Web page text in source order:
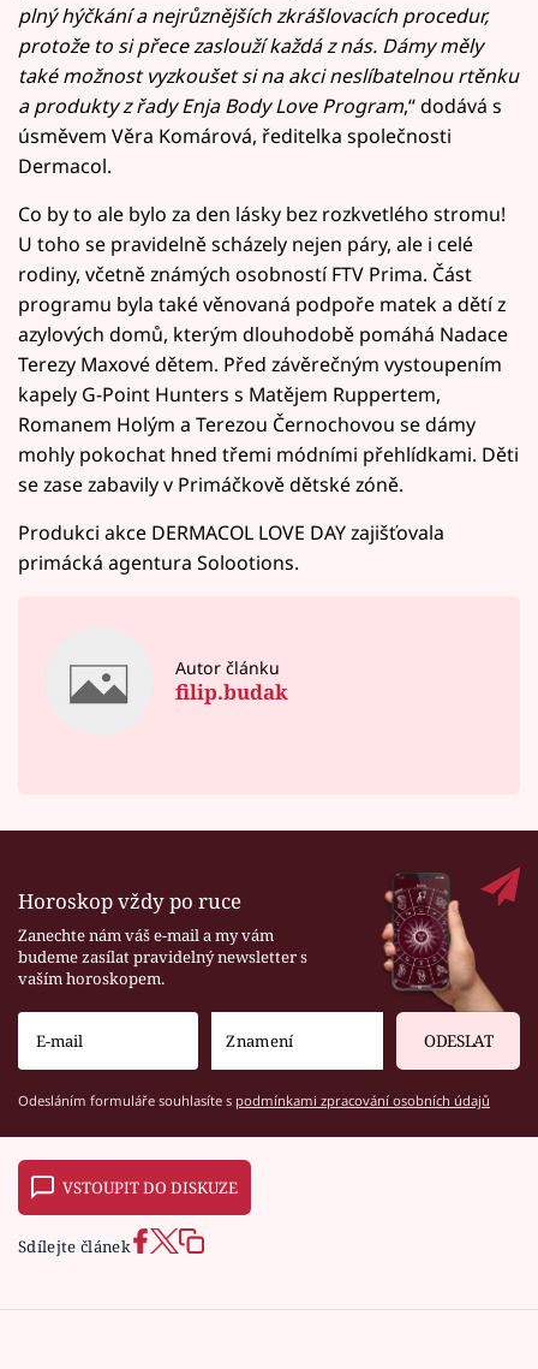
plný hýčkání a nejrůznějších zkrášlovacích procedur,
protože to si přece zaslouží každá z nás. Dámy měly
také možnost vyzkoušet si na akci neslíbatelnou rtěnku
a produkty z řady Enja Body Love Program,“ dodává s
úsměvem Věra Komárová, ředitelka společnosti
Dermacol.
Co by to ale bylo za den lásky bez rozkvetlého stromu!
U toho se pravidelně scházely nejen páry, ale i celé
rodiny, včetně známých osobností FTV Prima. Část
programu byla také věnovaná podpoře matek a dětí z
azylových domů, kterým dlouhodobě pomáhá Nadace
Terezy Maxové dětem. Před závěrečným vystoupením
kapely G-Point Hunters s Matějem Ruppertem,
Romanem Holým a Terezou Černochovou se dámy
mohly pokochat hned třemi módními přehlídkami. Děti
se zase zabavily v Primáčkově dětské zóně.
Produkci akce DERMACOL LOVE DAY zajišťovala
primácká agentura Solootions.
Autor článku
filip.budak
Horoskop vždy po ruce
Zanechte nám váš e-mail a my vám
budeme zasílat pravidelný newsletter s
vaším horoskopem.
ODESLAT
Odesláním formuláře souhlasíte s podmínkami zpracování osobních údajů
VSTOUPIT DO DISKUZE
Sdílejte článek